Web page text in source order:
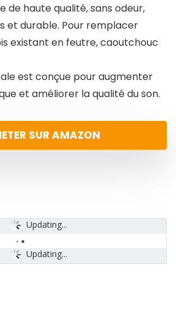
de haute qualité, sans odeur,
et durable. Pour remplacer
existant en feutre, caoutchouc
est conçue pour augmenter
et améliorer la qualité du son.
SUR AMAZON
Updating...
Updating...